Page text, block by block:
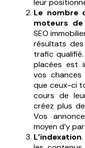
leur
Le nombre
moteurs
SEO
résultats
trafic
placées est
vos
que ceux-ci
cours de
créez plus
Vos
moyen d’y
L’indexation